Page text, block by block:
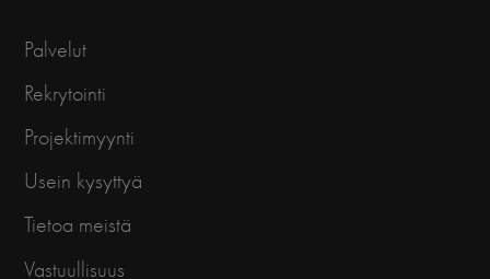
Palvelut
Rekrytointi
Projektimyynti
Usein kysyttyä
Tietoa meistä
Vastuullisuus